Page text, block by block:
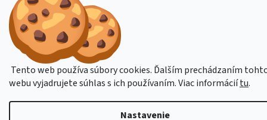
Tento web používa súbory cookies. Ďalším prechádzaním
webu vyjadrujete súhlas s ich používaním. Viac informáciítu.
Nastavenie
Copyright 2026Stavba-Stroje.sk
nastavenie cookies